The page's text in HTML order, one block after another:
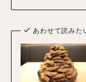
あわせて読みた